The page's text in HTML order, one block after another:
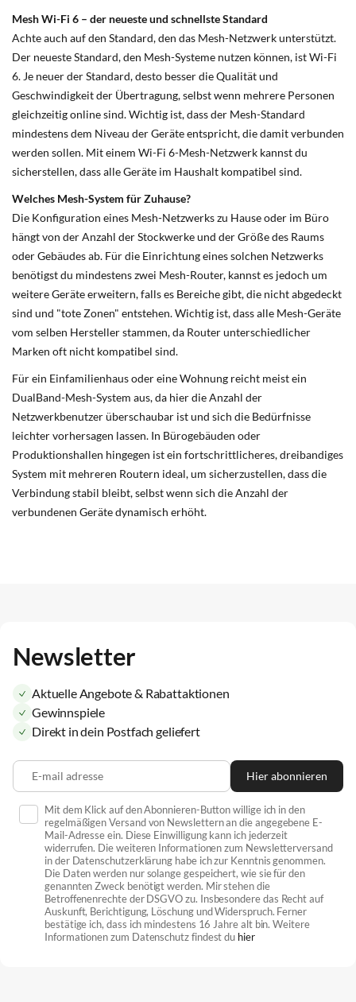
Mesh Wi-Fi 6 – der neueste und schnellste Standard
Achte auch auf den Standard, den das Mesh-Netzwerk unterstützt.
Der neueste Standard, den Mesh-Systeme nutzen können, ist Wi-Fi
6. Je neuer der Standard, desto besser die Qualität und
Geschwindigkeit der Übertragung, selbst wenn mehrere Personen
gleichzeitig online sind. Wichtig ist, dass der Mesh-Standard
mindestens dem Niveau der Geräte entspricht, die damit verbunden
werden sollen. Mit einem Wi-Fi 6-Mesh-Netzwerk kannst du
sicherstellen, dass alle Geräte im Haushalt kompatibel sind.
Welches Mesh-System für Zuhause?
Die Konfiguration eines Mesh-Netzwerks zu Hause oder im Büro
hängt von der Anzahl der Stockwerke und der Größe des Raums
oder Gebäudes ab. Für die Einrichtung eines solchen Netzwerks
benötigst du mindestens zwei Mesh-Router, kannst es jedoch um
weitere Geräte erweitern, falls es Bereiche gibt, die nicht abgedeckt
sind und "tote Zonen" entstehen. Wichtig ist, dass alle Mesh-Geräte
vom selben Hersteller stammen, da Router unterschiedlicher
Marken oft nicht kompatibel sind.
Für ein Einfamilienhaus oder eine Wohnung reicht meist ein
DualBand-Mesh-System aus, da hier die Anzahl der
Netzwerkbenutzer überschaubar ist und sich die Bedürfnisse
leichter vorhersagen lassen. In Bürogebäuden oder
Produktionshallen hingegen ist ein fortschrittlicheres, dreibandiges
System mit mehreren Routern ideal, um sicherzustellen, dass die
Verbindung stabil bleibt, selbst wenn sich die Anzahl der
verbundenen Geräte dynamisch erhöht.
Newsletter
Aktuelle Angebote & Rabattaktionen
Gewinnspiele
Direkt in dein Postfach geliefert
E-mail adresse Hier abonnieren
Mit dem Klick auf den Abonnieren-Button willige ich in den
regelmäßigen Versand von Newslettern an die angegebene E-
Mail-Adresse ein. Diese Einwilligung kann ich jederzeit
widerrufen. Die weiteren Informationen zum Newsletterversand
in der Datenschutzerklärung habe ich zur Kenntnis genommen.
Die Daten werden nur solange gespeichert, wie sie für den
genannten Zweck benötigt werden. Mir stehen die
Betroffenenrechte der DSGVO zu. Insbesondere das Recht auf
Auskunft, Berichtigung, Löschung und Widerspruch. Ferner
bestätige ich, dass ich mindestens 16 Jahre alt bin. Weitere
Informationen zum Datenschutz findest du hier